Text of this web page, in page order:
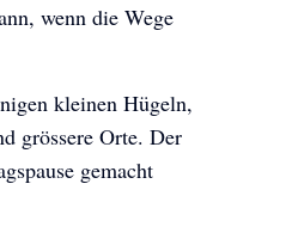
wenn die Wege
kleinen Hügeln,
grössere Orte. Der
gemacht